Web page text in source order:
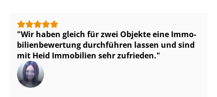
Wir haben gleich für zwei Objekte eine Im­mo­
bi­li­en­be­wer­tung durchführen lassen und sind
mit Heid Immobilien sehr zufrieden.